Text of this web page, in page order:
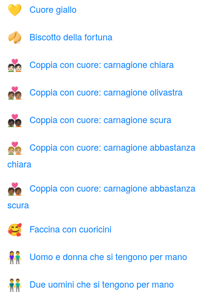
💛 Cuore giallo
🥠 Biscotto della fortuna
💑🏻 Coppia con cuore: carnagione chiara
💑🏽 Coppia con cuore: carnagione olivastra
💑🏿 Coppia con cuore: carnagione scura
💑🏼
Coppia con cuore: carnagione abbastanza
chiara
💑🏾
Coppia con cuore: carnagione abbastanza
scura
🥰 Faccina con cuoricini
👫 Uomo e donna che si tengono per mano
👬 Due uomini che si tengono per mano